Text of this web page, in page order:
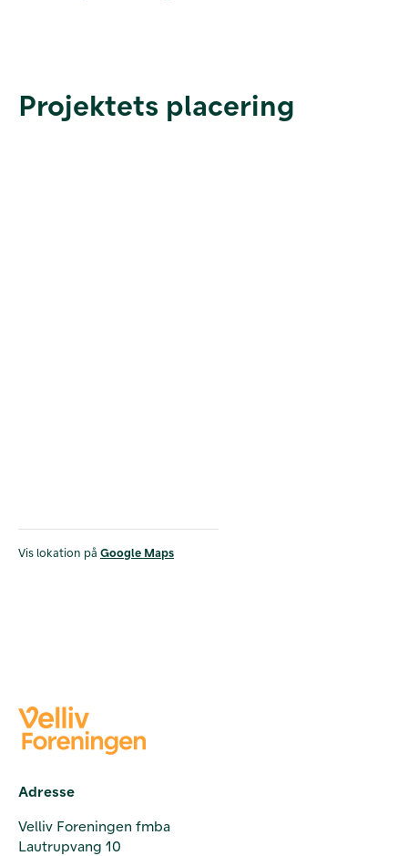
Projektets placering
Vis lokation på Google Maps
Adresse
Velliv Foreningen fmba
Lautrupvang 10